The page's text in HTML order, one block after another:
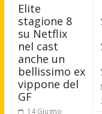
Elite
stagione 8
su Netflix
nel cast
anche un
bellissimo ex
vippone del
GF
14 Giugno